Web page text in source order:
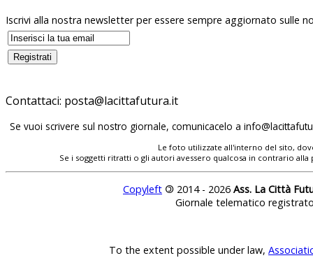
Iscrivi alla nostra newsletter per essere sempre aggiornato sulle
Contattaci: posta@lacittafutura.it
Se vuoi scrivere sul nostro giornale, comunicacelo a
Le foto utilizzate all'interno del sito,
Se i soggetti ritratti o gli autori avessero qualcosa in contrario
Copyleft © 2014 - 2026 Ass. La Città
Giornale telematico
To the extent possible under law,